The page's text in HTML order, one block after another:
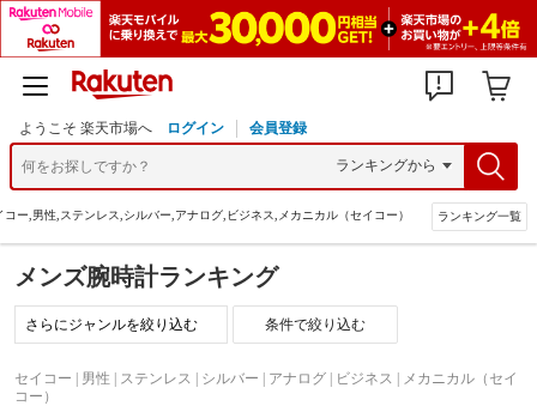
ようこそ 楽天市場へ ログイン 会員登録
コー,男性,ステンレス,シルバー,アナログ,ビジネス,メカニカル（セイコー） ランキング一覧
メンズ腕時計ランキング
条件で絞り込む
セイコー | 男性 | ステンレス | シルバー | アナログ | ビジネス | メカニカル（セイ
コー）